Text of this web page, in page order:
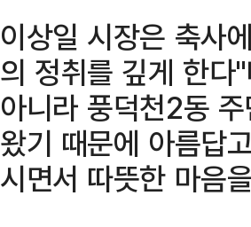
이상일 시장은 축사
의 정취를 깊게 한다
아니라 풍덕천2동
왔기 때문에 아름답
시면서 따뜻한 마음